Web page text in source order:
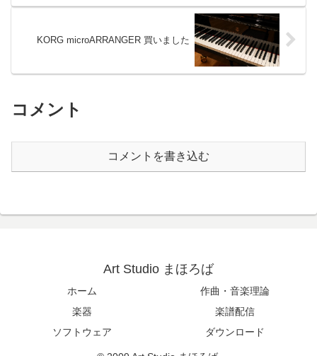
KORG microARRANGER 買いました
コメント
コメントを書き込む
Art Studio まほろば
ホーム
作曲・音楽理論
楽器
楽譜配信
ソフトウェア
ダウンロード